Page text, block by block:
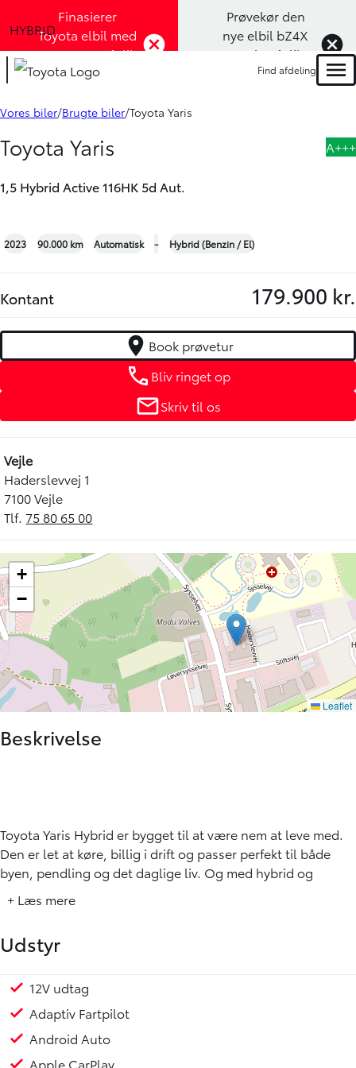
Finasierer
Toyota elbil med
1,99% rente (Klik
her)
Prøvekør den
nye elbil bZ4X
Touring (Klik
her)
Find afdeling
Book prøvetur
Vores biler Brugte biler Toyota Yaris
Toyota Yaris
1,5 Hybrid Active 116HK 5d Aut.
A+++
HYBRID
2023 90.000 km Automatisk - Hybrid (Benzin / El)
Kontant 179.900 kr.
Book prøvetur
Bliv ringet op
Skriv til os
Vejle
Haderslevvej 1
7100 Vejle
Tlf. 75 80 65 00
Beskrivelse
Toyota Yaris Hybrid er bygget til at være nem at leve med.
Den er let at køre, billig i drift og passer perfekt til både
byen, pendling og det daglige liv. Og med hybrid og
bøvl.
Den her er fra 2023 og har kørt 90.000 km, og den står
på.
✔ Fuld servicebog hos Toyota
✔ Rigtig fine helårsdæk
✔ Fremstår i rigtig flot stand
+ Læs mere
Udstyr
12V udtag
Adaptiv Fartpilot
Android Auto
Apple CarPlay
Kørecomputer
Multifunktionsrat
Regnsensor
Servo
Sædevarme for
Toyota Touch Multimediesystem
Udvendig temperaturmåler
USB stik
15" Alufælge
Armlæn
Indfarvede kofangere
Metallak
Læderrat
Justerbart rat
Multijusterbart rat
Splitbagsæde
7 Airbags
ABS
ESP
Dæktrykssensor
Automatisk nødopkald
Automatisk nødbremsesystem
Isofix
Lyssensor
Selestrammer
Selealarm
Startspærre
Skiltegenkendelse
Toyota Relax - Slap af med 10 års service aktiveret
Toyota Safety Sense
Vejbaneassistent